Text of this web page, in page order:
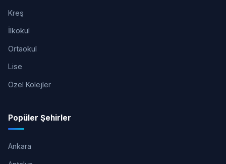
Kreş
İlkokul
Ortaokul
Lise
Özel Kolejler
Popüler Şehirler
Ankara